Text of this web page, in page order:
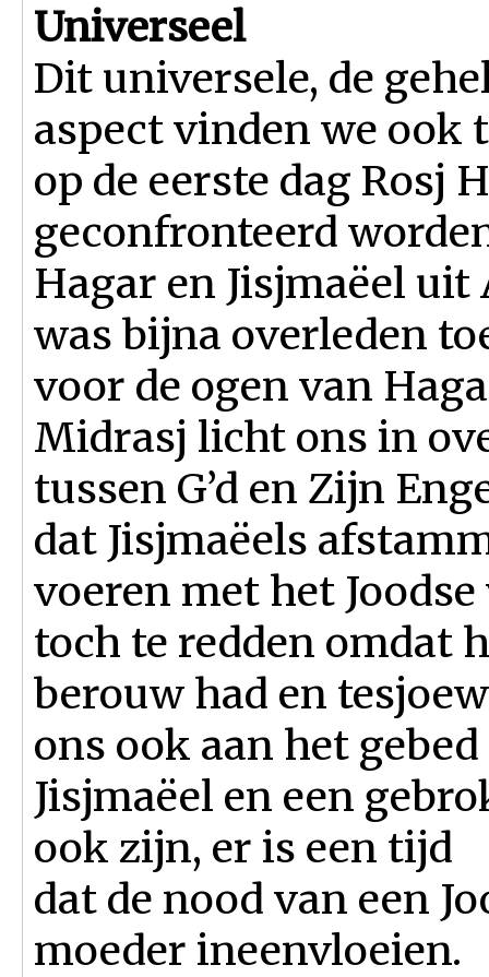
Universeel
Dit universele, de
aspect vinden we ook
op de eerste dag Rosj
geconfronteerd
Hagar en Jisjmaëel
was bijna overleden
voor de ogen van
Midrasj licht ons in
tussen G’d en Zijn
dat Jisjmaëels
voeren met het
toch te redden omdat
berouw had en
ons ook aan het
Jisjmaëel en een
ook zijn, er is een tijd
dat de nood van een
moeder ineen­vloeien.